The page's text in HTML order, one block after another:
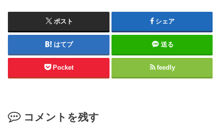
ポスト シェア
はてブ 送る
Pocket feedly
コメントを残す